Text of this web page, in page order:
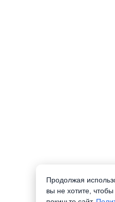
Продолжая
вы не хотите,